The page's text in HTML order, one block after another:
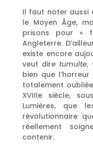
Il faut noter aussi
le Moyen Âge,
prisons pour «
Angleterre.
existe encore
veut dire tumulte,
bien que
totalement
XVIIIe siècle,
Lumières, que
révolutionnaire
réellement
contenir.